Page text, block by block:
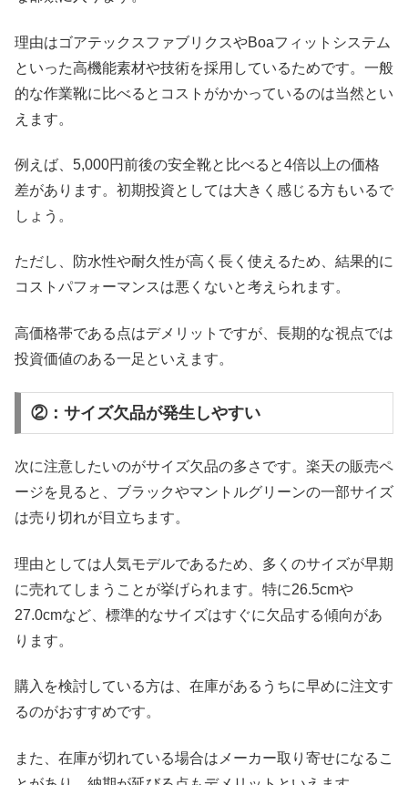
理由はゴアテックスファブリクスやBoaフィットシステム
といった高機能素材や技術を採用しているためです。一般
的な作業靴に比べるとコストがかかっているのは当然とい
えます。
例えば、5,000円前後の安全靴と比べると4倍以上の価格
差があります。初期投資としては大きく感じる方もいるで
しょう。
ただし、防水性や耐久性が高く長く使えるため、結果的に
コストパフォーマンスは悪くないと考えられます。
高価格帯である点はデメリットですが、長期的な視点では
投資価値のある一足といえます。
②：サイズ欠品が発生しやすい
次に注意したいのがサイズ欠品の多さです。楽天の販売ペ
ージを見ると、ブラックやマントルグリーンの一部サイズ
は売り切れが目立ちます。
理由としては人気モデルであるため、多くのサイズが早期
に売れてしまうことが挙げられます。特に26.5cmや
27.0cmなど、標準的なサイズはすぐに欠品する傾向があ
ります。
購入を検討している方は、在庫があるうちに早めに注文す
るのがおすすめです。
また、在庫が切れている場合はメーカー取り寄せになるこ